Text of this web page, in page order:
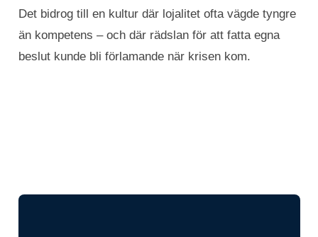
Det bidrog till en kultur där lojalitet ofta vägde tyngre
än kompetens – och där rädslan för att fatta egna
beslut kunde bli förlamande när krisen kom.